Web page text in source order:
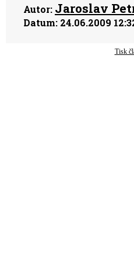
Autor: Jaroslav
Datum: 24.06.2009
Tisk